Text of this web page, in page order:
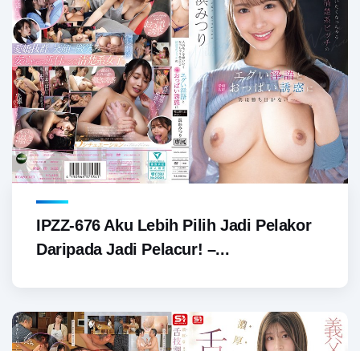
IPZZ-676 Aku Lebih Pilih Jadi Pelakor
Daripada Jadi Pelacur! –...